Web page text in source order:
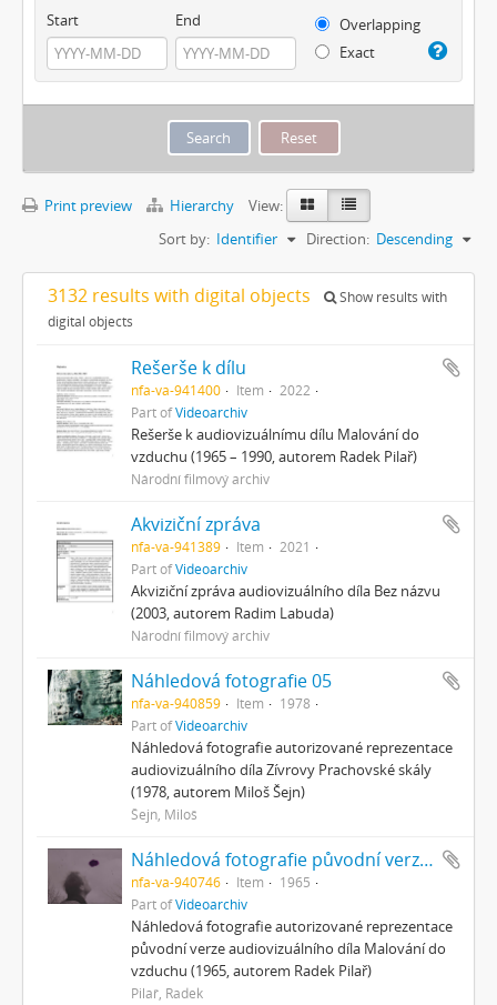
Start End
Overlapping
Exact
Print preview Hierarchy
View:
Sort by: Identifier Direction: Descending
3132 results with digital objects
Show results with
digital objects
Rešerše k dílu
nfa-va-941400 Item
2022
Part ofVideoarchiv
Rešerše k audiovizuálnímu dílu Malování do
vzduchu (1965 – 1990, autorem Radek Pilař)
Národní filmový archiv
Akviziční zpráva
nfa-va-941389 Item
2021
Part ofVideoarchiv
Akviziční zpráva audiovizuálního díla Bez názvu
(2003, autorem Radim Labuda)
Národní filmový archiv
Náhledová fotografie 05
nfa-va-940859 Item
1978
Part ofVideoarchiv
Náhledová fotografie autorizované reprezentace
audiovizuálního díla Zívrovy Prachovské skály
(1978, autorem Miloš Šejn)
Šejn, Miloš
Náhledová fotografie původní verze 05
nfa-va-940746 Item
1965
Part ofVideoarchiv
Náhledová fotografie autorizované reprezentace
původní verze audiovizuálního díla Malování do
vzduchu (1965, autorem Radek Pilař)
Pilař, Radek